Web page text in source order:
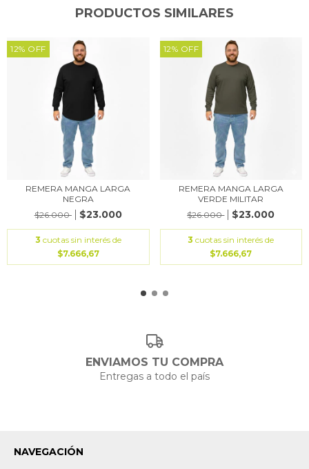
PRODUCTOS SIMILARES
12% OFF
REMERA MANGA LARGA
NEGRA
$26.000
$23.000
3 cuotas sin interés de
$7.666,67
12% OFF
REMERA MANGA LARGA
VERDE MILITAR
$26.000
$23.000
3 cuotas sin interés de
$7.666,67
ENVIAMOS TU COMPRA
Entregas a todo el país
NAVEGACIÓN